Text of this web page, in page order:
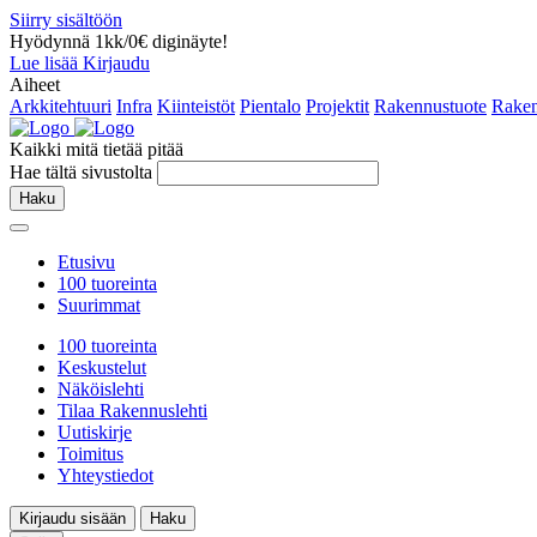
Siirry sisältöön
Hyödynnä 1kk/0€ diginäyte!
Lue lisää Kirjaudu
Aiheet
Arkkitehtuuri Infra Kiinteistöt Pientalo Projektit Rakennustuote
Kaikki mitä tietää pitää
Hae tältä sivustolta
Haku
Etusivu
100 tuoreinta
Suurimmat
100 tuoreinta
Keskustelut
Näköislehti
Tilaa Rakennuslehti
Uutiskirje
Toimitus
Yhteystiedot
Kirjaudu sisään
Haku